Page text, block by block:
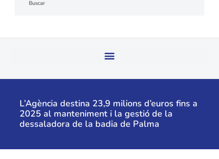
L’Agència destina 23,9 milions d’euros fins a
2025 al manteniment i la gestió de la
dessaladora de la badia de Palma